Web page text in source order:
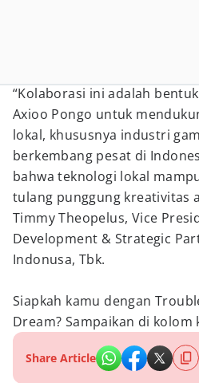
“Kolaborasi ini adalah
Axioo Pongo untuk
lokal, khususnya industri
berkembang pesat di
bahwa teknologi lokal
tulang punggung kreativitas
Timmy Theopelus, Vice
Development & Strategic
Indonusa, Tbk.
Siapkah kamu dengan
Dream? Sampaikan di kolom
Share Article